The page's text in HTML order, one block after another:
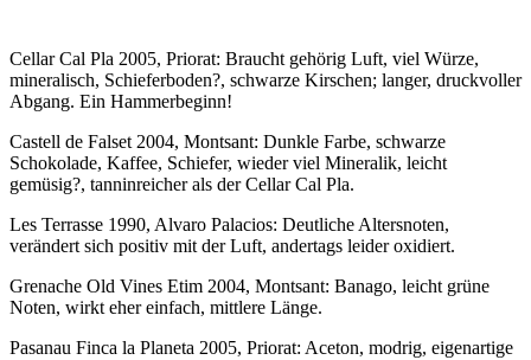
Cellar Cal Pla 2005, Priorat: Braucht gehörig Luft, viel Würze,
mineralisch, Schieferboden?, schwarze Kirschen; langer, druckvoller
Abgang. Ein Hammerbeginn!
Castell de Falset 2004, Montsant: Dunkle Farbe, schwarze
Schokolade, Kaffee, Schiefer, wieder viel Mineralik, leicht
gemüsig?, tanninreicher als der Cellar Cal Pla.
Les Terrasse 1990, Alvaro Palacios: Deutliche Altersnoten,
verändert sich positiv mit der Luft, andertags leider oxidiert.
Grenache Old Vines Etim 2004, Montsant: Banago, leicht grüne
Noten, wirkt eher einfach, mittlere Länge.
Pasanau Finca la Planeta 2005, Priorat: Aceton, modrig, eigenartige